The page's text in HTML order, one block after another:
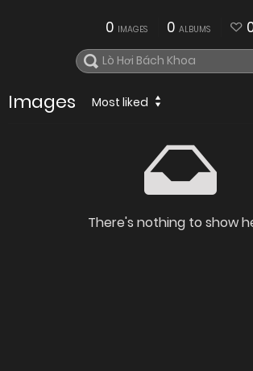
0 IMAGES 0 ALBUMS
Images Most liked
There's nothing to show